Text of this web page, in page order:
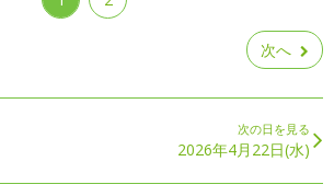
次へ
次の日を見る
2026年4月22日(水)